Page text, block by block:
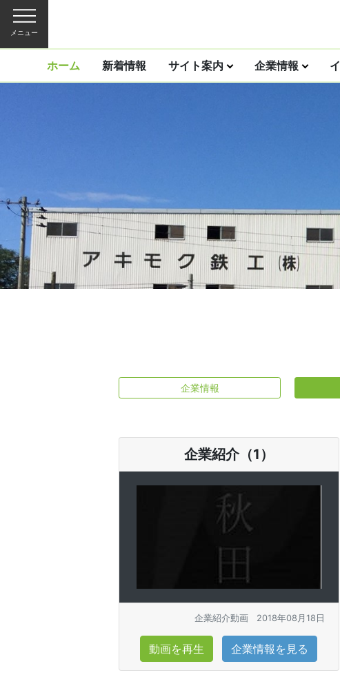
メニュー
ホーム 新着情報 サイト案内 企業情報
企業情報
企業紹介（1）
企業紹介動画 2018年08月18日
動画を再生 企業情報を見る